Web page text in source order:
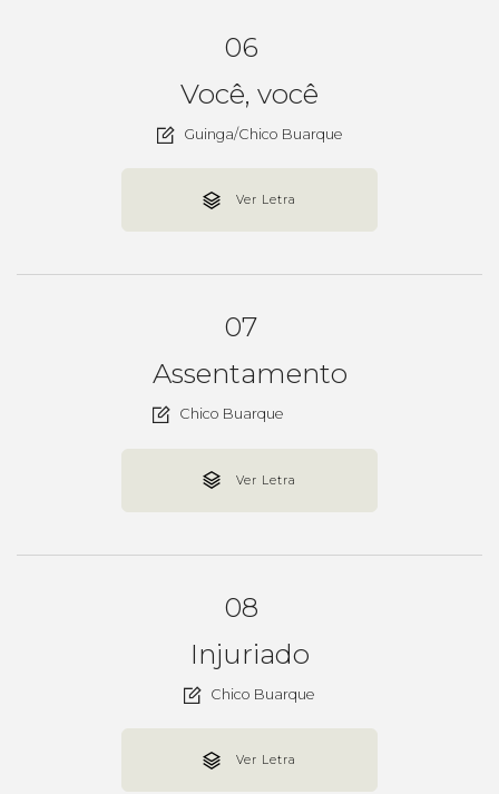
06
Você, você
Guinga/Chico Buarque
Ver Letra
07
Assentamento
Chico Buarque
Ver Letra
08
Injuriado
Chico Buarque
Ver Letra